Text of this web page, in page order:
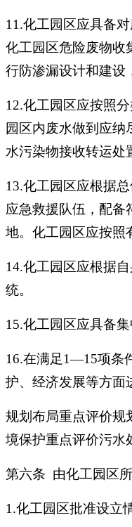
11.化工园区应具备
化工园区危险废物收
行防渗漏设计和建设
12.化工园区应按照
园区内废水做到应
水污染物接收转运处
13.化工园区应根据
应急救援队伍，配备
地。化工园区应按照
14.化工园区应根据
统。
15.化工园区应具备
16.在满足1—15项条
护、经济发展等方面
规划布局重点评价规
境保护重点评价污水
第六条 由化工园区
1.化工园区批准设立